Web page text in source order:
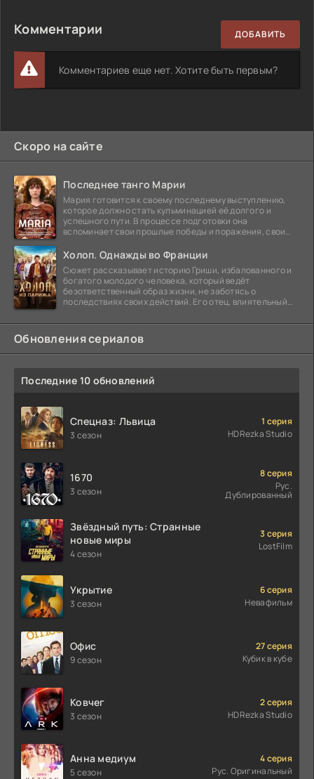
Комментарии ДОБАВИТЬ
Комментариев еще нет. Хотите быть первым?
Скоро на сайте
Последнее танго Марии
Мария готовится к своему последнему выступлению,
которое должно стать кульминацией её долгого и
успешного пути. В процессе подготовки она
вспоминает свои прошлые победы и поражения, свои
Холоп. Однажды во Франции
Сюжет рассказывает историю Гриши, избалованного и
богатого молодого человека, который ведёт
безответственный образ жизни, не заботясь о
последствиях своих действий. Его отец, влиятельный
Обновления сериалов
Последние 10 обновлений
Спецназ: Львица
3 сезон
1 серия
HDRezka Studio
1670
3 сезон
8 серия
Рус.
Дублированный
Звёздный путь: Странные
новые миры
4 сезон
3 серия
LostFilm
Укрытие
3 сезон
6 серия
Невафильм
Офис
9 сезон
27 серия
Кубик в кубе
Ковчег
3 сезон
2 серия
HDRezka Studio
Анна медиум
5 сезон
4 серия
Рус. Оригинальный